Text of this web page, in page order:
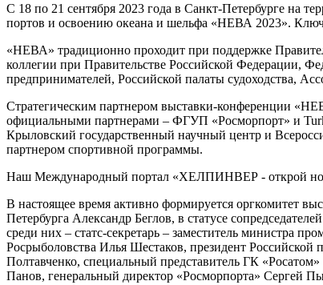
С 18 по 21 сентября 2023 года в Санкт-Петербурге на
портов и освоению океана и шельфа «НЕВА 2023».
«НЕВА» традиционно проходит при поддержке
коллегии при Правительстве Российской Федерации,
предпринимателей, Российской палаты судоходства,
Стратегическим партнером выставки-конференции
официальными партнерами – ФГУП «Росморпорт» и
Крыловский государственный научный центр и
партнером спортивной программы.
Наш Международный портал «ХЕЛПИНВЕР - открой
В настоящее время активно формируется оргкомитет
Петербурга Александр Беглов, в статусе
среди них – статс-секретарь – заместитель министра
Росрыболовства Илья Шестаков, президент Российской
Полтавченко, специальный представитель ГК
Панов, генеральный директор «Росморпорта» Сергей